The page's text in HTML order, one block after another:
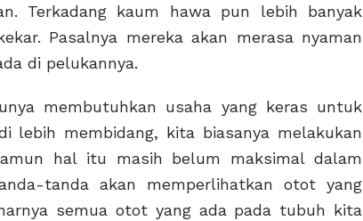
Terkadang kaum hawa pun lebih banyak
Pasalnya mereka akan merasa nyaman
di pelukannya.
membutuhkan usaha yang keras untuk
lebih membidang, kita biasanya melakukan
hal itu masih belum maksimal dalam
tanda akan memperlihatkan otot yang
semua otot yang ada pada tubuh kita